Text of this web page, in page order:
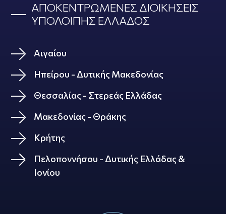
ΑΠΟΚΕΝΤΡΩΜΕΝΕΣ ΔΙΟΙΚΗΣΕΙΣ
ΥΠΟΛΟΙΠΗΣ ΕΛΛΑΔΟΣ
Αιγαίου
Ηπείρου - Δυτικής Μακεδονίας
Θεσσαλίας - Στερεάς Ελλάδας
Μακεδονίας - Θράκης
Κρήτης
Πελοποννήσου - Δυτικής Ελλάδας &
Ιονίου